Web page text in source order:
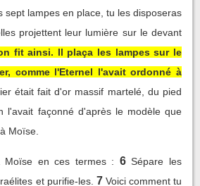
sept lampes en place, tu les disposeras
projettent leur lumière sur le devant
fit ainsi. Il plaça les lampes sur le
comme l'Eternel l'avait ordonné à
était fait d'or massif martelé, du pied
l'avait façonné d'après le modèle que
Moïse.
Moïse en ces termes : 6 Sépare les
et purifie-les. 7 Voici comment tu